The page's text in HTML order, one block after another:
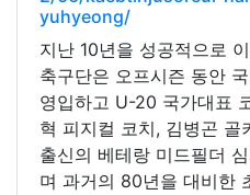
yuhyeong/
지난 10년을 성공적으로
축구단은 오프시즌 동안
영입하고 U-20 국가대표
혁 피지컬 코치, 김병곤 골
출신의 베테랑 미드필더
며 과거의 80년을 대비한